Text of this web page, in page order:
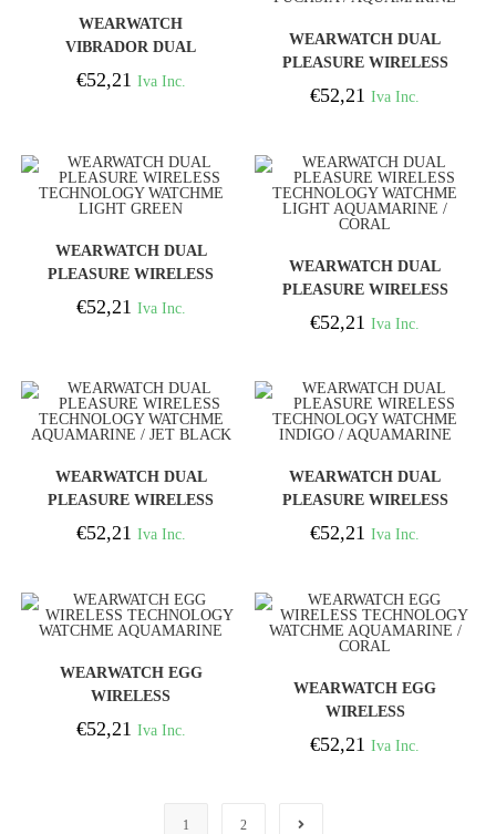
WEARWATCH
VIBRADOR DUAL
TECHNOLOGY
WATCHME FUCSIA /
€52,21 Iva Inc.
WEARWATCH DUAL
PLEASURE WIRELESS
TECHNOLOGY
WATCHME FUCHSIA /
€52,21 Iva Inc.
WEARWATCH DUAL
PLEASURE WIRELESS
TECHNOLOGY
WATCHME LIGHT
€52,21 Iva Inc.
WEARWATCH DUAL
PLEASURE WIRELESS
TECHNOLOGY
WATCHME LIGHT
€52,21 Iva Inc.
WEARWATCH DUAL
PLEASURE WIRELESS
TECHNOLOGY
WATCHME
BLACK
€52,21 Iva Inc.
WEARWATCH DUAL
PLEASURE WIRELESS
TECHNOLOGY
WATCHME INDIGO /
€52,21 Iva Inc.
WEARWATCH EGG
WIRELESS
TECHNOLOGY
WATCHME
€52,21 Iva Inc.
WEARWATCH EGG
WIRELESS
TECHNOLOGY
WATCHME
€52,21 Iva Inc.
1 2